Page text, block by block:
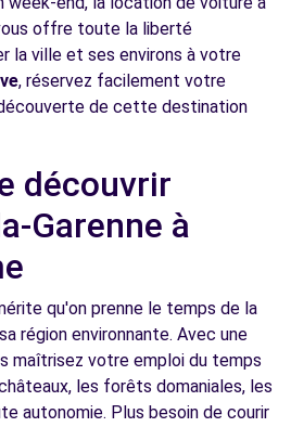
GARAGE DU CENTRE
(C)
6.1
km
LA GARENNE
- COURBEVOIE (C)
km
offre toute la liberté
la ville et ses environs à votre
, réservez facilement votre
de cette destination
découvrir
Garenne à
qu'on prenne le temps de la
région environnante. Avec une
maîtrisez votre emploi du temps
les forêts domaniales, les
autonomie. Plus besoin de courir